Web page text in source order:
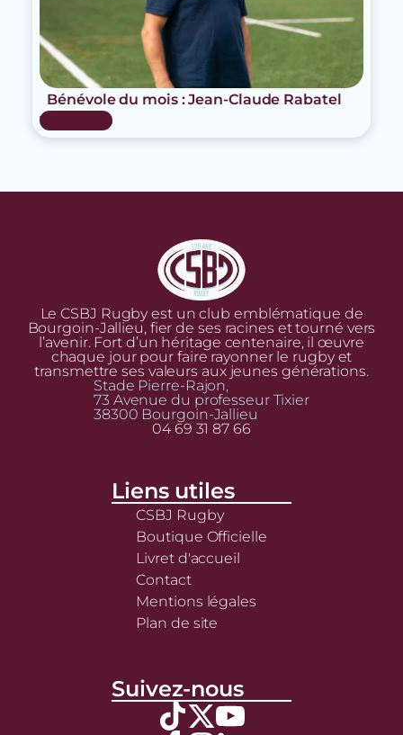
Bénévole du mois : Jean-Claude Rabatel
15 Juil 2026
Le CSBJ Rugby est un club emblématique de
Bourgoin-Jallieu, fier de ses racines et tourné vers
l’avenir. Fort d’un héritage centenaire, il œuvre
chaque jour pour faire rayonner le rugby et
transmettre ses valeurs aux jeunes générations.
Stade Pierre-Rajon,
73 Avenue du professeur Tixier
38300 Bourgoin-Jallieu
04 69 31 87 66
Liens utiles
CSBJ Rugby
Boutique Officielle
Livret d'accueil
Contact
Mentions légales
Plan de site
Suivez-nous